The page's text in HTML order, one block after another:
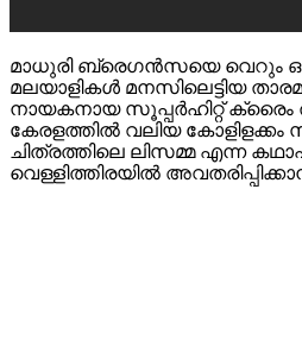
മാധുരി ബ്രെഗൻസയെ വെറും
മലയാളികള്‍ മനസിലെട്ടിയ
നായകനായ സൂപ്പർഹിറ്റ്
കേരളത്തിൽ വലിയ കോളിളക്കം
ചിത്രത്തിലെ ലിസമ്മ എന്ന
വെള്ളിത്തിരയിൽ